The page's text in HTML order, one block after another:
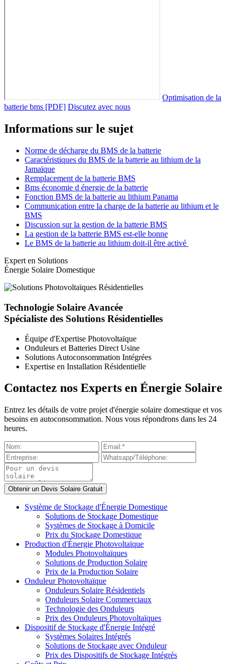
Optimisation de la
batterie bms [PDF] Discutez avec nous
Informations sur le sujet
Norme de décharge du BMS de la batterie
Caractéristiques du BMS de la batterie au lithium de la
Jamaïque
Remplacement de la batterie BMS
Bms économie d énergie de la batterie
Fonction BMS de la batterie au lithium Panama
Communication entre la charge de la batterie au lithium et le
BMS
Discussion sur la gestion de la batterie BMS
La gestion de la batterie BMS est-elle bonne
Le BMS de la batterie au lithium doit-il être activé
Expert en Solutions
Énergie Solaire Domestique
Technologie Solaire Avancée
Spécialiste des Solutions Résidentielles
Équipe d'Expertise Photovoltaïque
Onduleurs et Batteries Direct Usine
Solutions Autoconsommation Intégrées
Expertise en Installation Résidentielle
Contactez nos Experts en Énergie Solaire
Entrez les détails de votre projet d'énergie solaire domestique et vos
besoins en autoconsommation. Nous vous répondrons dans les 24
heures.
Système de Stockage d'Énergie Domestique
Solutions de Stockage Domestique
Systèmes de Stockage à Domicile
Prix du Stockage Domestique
Production d'Énergie Photovoltaïque
Modules Photovoltaïques
Solutions de Production Solaire
Prix de la Production Solaire
Onduleur Photovoltaïque
Onduleurs Solaire Résidentiels
Onduleurs Solaire Commerciaux
Technologie des Onduleurs
Prix des Onduleurs Photovoltaïques
Dispositif de Stockage d'Énergie Intégré
Systèmes Solaires Intégrés
Solutions de Stockage avec Onduleur
Prix des Dispositifs de Stockage Intégrés